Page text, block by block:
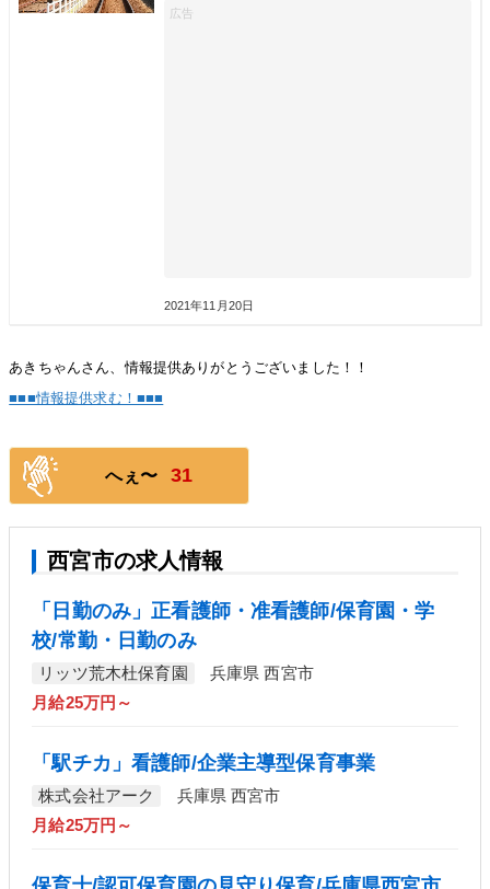
2021年11月20日
あきちゃんさん、情報提供ありがとうございました！！
■■■情報提供求む！■■■
へぇ〜 31
西宮市の求人情報
「日勤のみ」正看護師・准看護師/保育園・学
校/常勤・日勤のみ
リッツ荒木杜保育園
兵庫県 西宮市
月給25万円～
「駅チカ」看護師/企業主導型保育事業
株式会社アーク
兵庫県 西宮市
月給25万円～